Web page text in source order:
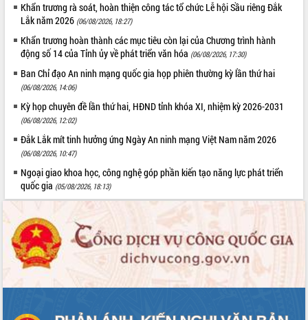
phá cơ chế - Hợp tác công tư
Đề án 06 tạo bước ngoặt đột phá trong
cải cách hành chính tỉnh Đắk Lắk
Kết nối tour, đẩy mạnh chuyển đổi số
để phát triển du lịch Đắk Lắk
Khởi động Dự án Đầu tư xây dựng hạ
tầng kỹ thuật Cụm công nghiệp Tân
Tiến
Gặp mặt các cơ quan báo chí nhân Kỷ
niệm 101 năm Ngày Báo chí Cách
Đắk Lắk sơ kết 4 năm triển khai thực
hiện Đề án 06 của Chính phủ
Quy hoạch và Xúc tiến đầu tư tỉnh Đắk
Lắk
Khơi thông điểm nghẽn, đẩy nhanh
giải ngân vốn khắc phục thiên tai
HĐND tỉnh thông qua điều chỉnh Quy
Khẩn trương rà soát, hoàn thiện công tác tổ chức Lễ hội Sầu riêng Đắk
Lắk năm 2026 (06/08/2026, 18:27)
Khẩn trương hoàn thành các mục tiêu còn lại của Chương trình hành
động số 14 của Tỉnh ủy về phát triển văn hóa (06/08/2026, 17:30)
Ban Chỉ đạo An ninh mạng quốc gia họp phiên thường kỳ lần thứ hai
(06/08/2026, 14:06)
Kỳ họp chuyên đề lần thứ hai, HĐND tỉnh khóa XI, nhiệm kỳ 2026-2031
(06/08/2026, 12:02)
Đắk Lắk mít tinh hưởng ứng Ngày An ninh mạng Việt Nam năm 2026
(06/08/2026, 10:47)
Ngoại giao khoa học, công nghệ góp phần kiến tạo năng lực phát triển
quốc gia (05/08/2026, 18:13)